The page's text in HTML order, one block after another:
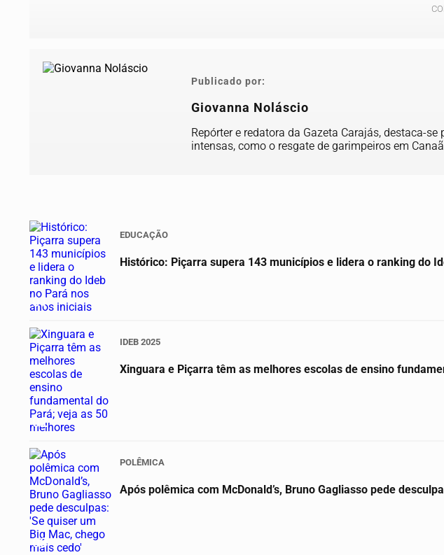
Publicado por:
Giovanna Noláscio
Repórter e redatora da Gazeta Carajás, destaca-
intensas, como o resgate de garimpeiros em
01
EDUCAÇÃO
Histórico: Piçarra supera 143 municípios e lidera o ranking do
02
IDEB 2025
Xinguara e Piçarra têm as melhores escolas de ensino
03
POLÊMICA
Após polêmica com McDonald’s, Bruno Gagliasso pede